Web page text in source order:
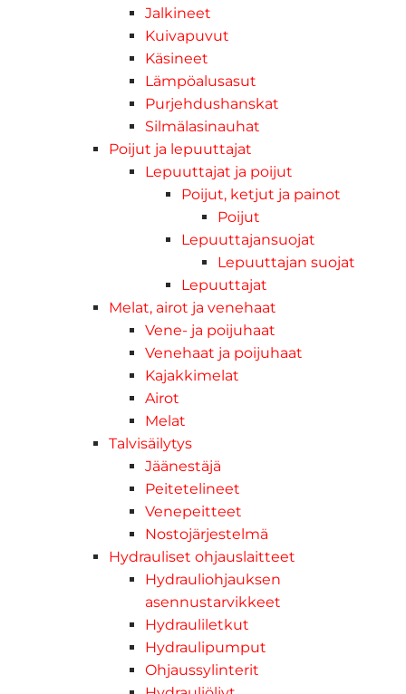
Jalkineet
Kuivapuvut
Käsineet
Lämpöalusasut
Purjehdushanskat
Silmälasinauhat
Poijut ja lepuuttajat
Lepuuttajat ja poijut
Poijut, ketjut ja painot
Poijut
Lepuuttajansuojat
Lepuuttajan suojat
Lepuuttajat
Melat, airot ja venehaat
Vene- ja poijuhaat
Venehaat ja poijuhaat
Kajakkimelat
Airot
Melat
Talvisäilytys
Jäänestäjä
Peitetelineet
Venepeitteet
Nostojärjestelmä
Hydrauliset ohjauslaitteet
Hydrauliohjauksen
asennustarvikkeet
Hydrauliletkut
Hydraulipumput
Ohjaussylinterit